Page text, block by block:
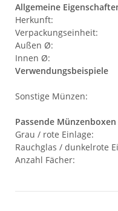
Allgemeine
Herkunft:
Verpackungseinheit:
Außen Ø:
Innen Ø:
Verwendungsbeispiele
Sonstige Münzen:
Passende Münzenboxen
Grau / rote Einlage:
Rauchglas / dunkelrote
Anzahl Fächer: